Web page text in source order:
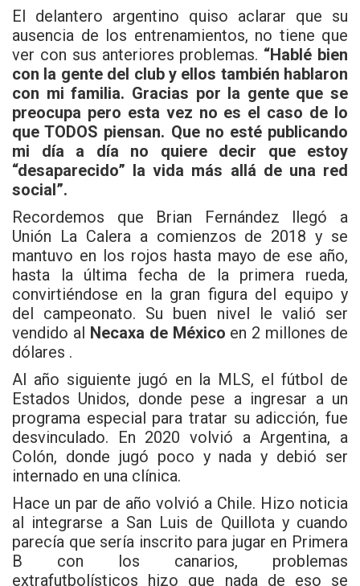
El delantero argentino quiso aclarar que su
ausencia de los entrenamientos, no tiene que
ver con sus anteriores problemas. “Hablé bien
con la gente del club y ellos también hablaron
con mi familia. Gracias por la gente que se
preocupa pero esta vez no es el caso de lo
que TODOS piensan. Que no esté publicando
mi día a día no quiere decir que estoy
“desaparecido” la vida más allá de una red
social”.
Recordemos que Brian Fernández llegó a
Unión La Calera a comienzos de 2018 y se
mantuvo en los rojos hasta mayo de ese año,
hasta la última fecha de la primera rueda,
convirtiéndose en la gran figura del equipo y
del campeonato. Su buen nivel le valió ser
vendido al Necaxa de México en 2 millones de
dólares .
Al año siguiente jugó en la MLS, el fútbol de
Estados Unidos, donde pese a ingresar a un
programa especial para tratar su adicción, fue
desvinculado. En 2020 volvió a Argentina, a
Colón, donde jugó poco y nada y debió ser
internado en una clínica.
Hace un par de año volvió a Chile. Hizo noticia
al integrarse a San Luis de Quillota y cuando
parecía que sería inscrito para jugar en Primera
B con los canarios, problemas
extrafutbolísticos hizo que nada de eso se